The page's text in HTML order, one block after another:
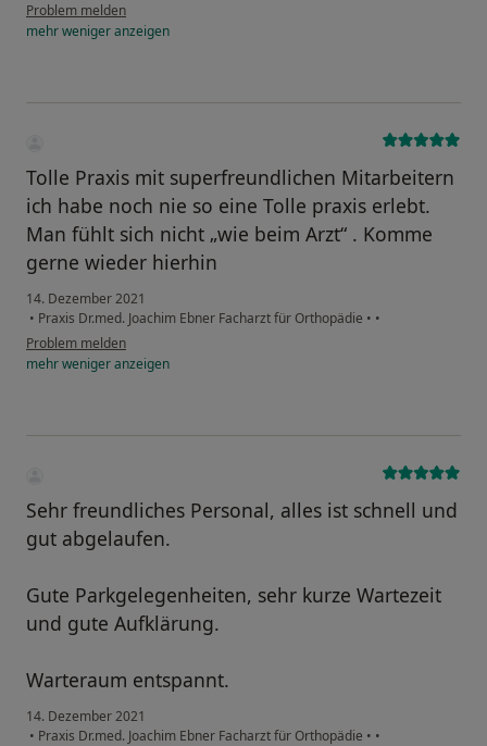
Problem melden
mehrwenigeranzeigen
Tolle Praxis mit superfreundlichen Mitarbeitern
ich habe noch nie so eine Tolle praxis erlebt.
Man fühlt sich nicht „wie beim Arzt“ . Komme
gerne wieder hierhin
14. Dezember 2021
• Praxis Dr.med. Joachim Ebner Facharzt für Orthopädie • •
Problem melden
mehrwenigeranzeigen
Sehr freundliches Personal, alles ist schnell und
gut abgelaufen.
Gute Parkgelegenheiten, sehr kurze Wartezeit
und gute Aufklärung.
Warteraum entspannt.
14. Dezember 2021
• Praxis Dr.med. Joachim Ebner Facharzt für Orthopädie • •